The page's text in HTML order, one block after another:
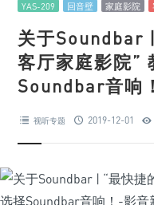
YAS-209
回音壁 家庭影院
关于Soundbar
客厅家庭影院”
Soundbar音响！
视听专题 2019-12-01